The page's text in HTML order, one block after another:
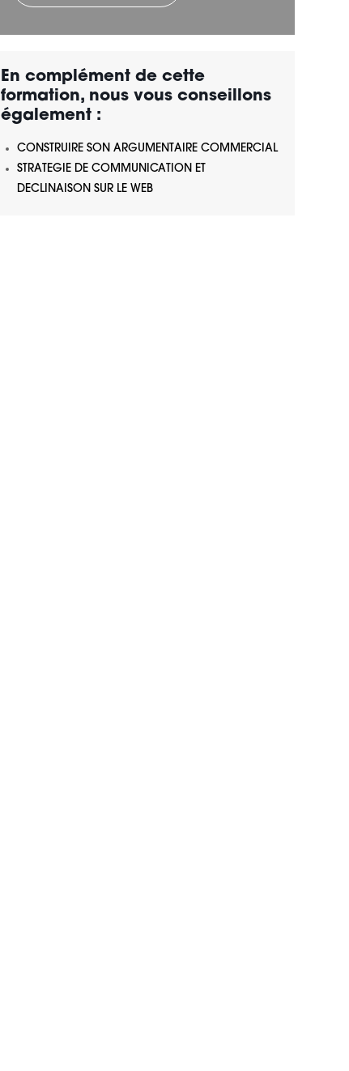
En complément de cette
formation, nous vous conseillons
également :
CONSTRUIRE SON ARGUMENTAIRE COMMERCIAL
STRATEGIE DE COMMUNICATION ET
DECLINAISON SUR LE WEB